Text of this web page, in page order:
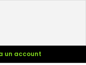
un account